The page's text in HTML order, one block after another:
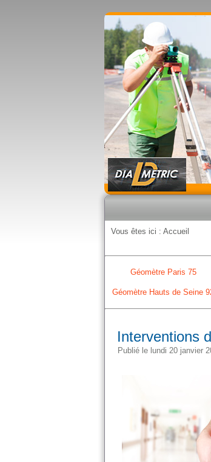
Vous êtes ici : Accueil
Géomètre Paris 75
Géomètre Hauts de Seine
Interventions
Publié le lundi 20 janvier